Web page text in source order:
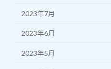
2023年7月
2023年6月
2023年5月